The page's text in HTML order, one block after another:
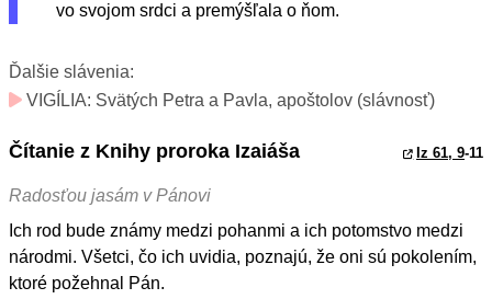
vo svojom srdci a premýšľala o ňom.
Ďalšie slávenia:
VIGÍLIA: Svätých Petra a Pavla, apoštolov (slávnosť)
Čítanie z Knihy proroka Izaiáša Iz 61, 9-11
Radosťou jasám v Pánovi
Ich rod bude známy medzi pohanmi a ich potomstvo medzi
národmi. Všetci, čo ich uvidia, poznajú, že oni sú pokolením,
ktoré požehnal Pán.